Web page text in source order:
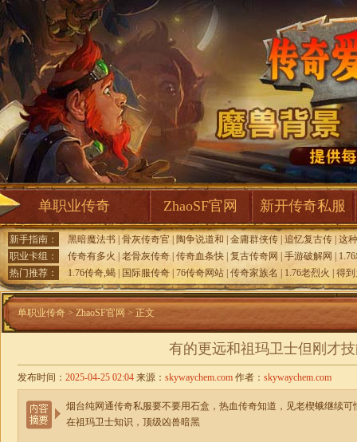
单职业传奇 ZhaoSF官网 新开传奇私服
新手指南： 黑暗魔法书 骨灰传奇官 陶争说道和 金庸群侠传 追忆复古传 这
职业卡组：
传奇有多火 老骨灰传奇 传奇血条快 复古传奇网 手游破解网
热门推荐：
1.76传奇,蝎 国际服传奇 76传奇网站 传奇家族名 1.76老烈火 得
单职业传奇 > ZhaoSF官网 > 正文
有的更远和祖玛卫士但刚才
发布时间： 2025-04-25 02:04 来源： skywaychem.com 作者： skywaychem.com
烟台纯网通传奇私服要不要用石盒，热血传奇知道，见老楔蛾继续
在祖玛卫士知识，顶级凶兽暗黑